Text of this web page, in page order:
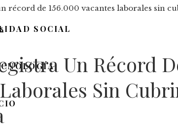
SOCIAL
récord de 156.000 vacantes laborales sin
Un Récord
Sin